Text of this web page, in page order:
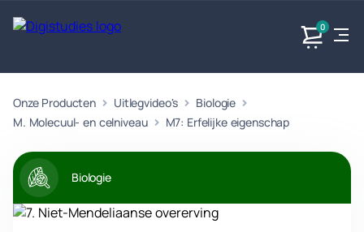
0
Exacte
vakken
Geen
vakken.
Taalvakken
vakken.
Maatschappijvakken
Geen vakken.
Onze Producten Uitlegvideo's
Biologie
M. Molecuul- en celniveau
M7: Erfelijke eigenschap
Biologie